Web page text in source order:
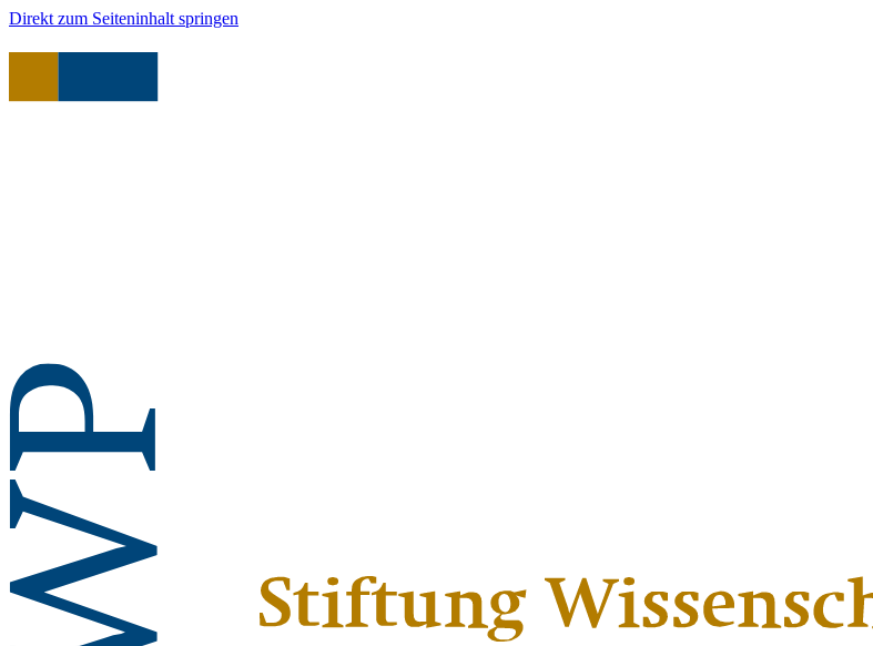
Direkt zum Seiteninhalt springen